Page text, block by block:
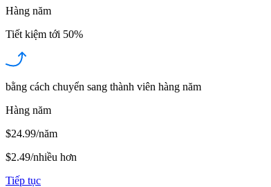
Hàng năm
Tiết kiệm tới 50%
bằng cách chuyển sang thành viên hàng năm
Hàng năm
$24.99/năm
$2.49/nhiều hơn
Tiếp tục